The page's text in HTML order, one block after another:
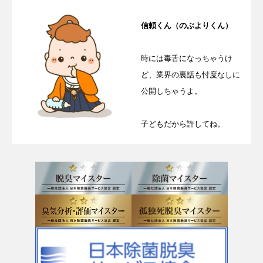
信頼くん（のぶよりくん）
時には毒舌になっちゃうけ
ど、業界の裏話も忖度なしに
公開しちゃうよ。
子どもだから許してね。